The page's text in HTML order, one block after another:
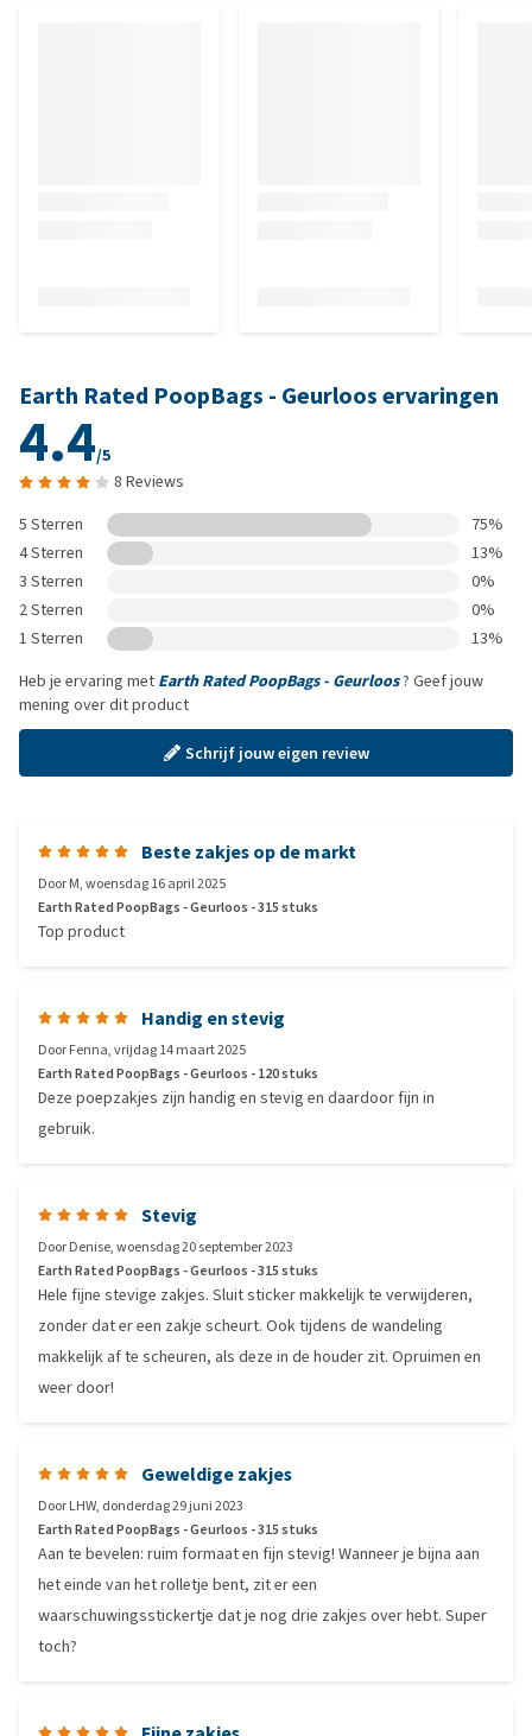
Earth Rated PoopBags - Geurloos ervaringen
4.4/5
8 Reviews
5 Sterren
75%
4 Sterren
13%
3 Sterren
0%
2 Sterren
0%
1 Sterren
13%
Heb je ervaring met Earth Rated PoopBags - Geurloos? Geef jouw
mening over dit product
Schrijf jouw eigen review
Beste zakjes op de markt
DoorM,woensdag 16 april 2025
Earth Rated PoopBags - Geurloos - 315 stuks
Top product
Handig en stevig
DoorFenna,vrijdag 14 maart 2025
Earth Rated PoopBags - Geurloos - 120 stuks
Deze poepzakjes zijn handig en stevig en daardoor fijn in
gebruik.
Stevig
DoorDenise,woensdag 20 september 2023
Earth Rated PoopBags - Geurloos - 315 stuks
Hele fijne stevige zakjes. Sluit sticker makkelijk te verwijderen,
zonder dat er een zakje scheurt. Ook tijdens de wandeling
makkelijk af te scheuren, als deze in de houder zit. Opruimen en
weer door!
Geweldige zakjes
DoorLHW, donderdag 29 juni 2023
Earth Rated PoopBags - Geurloos - 315 stuks
Aan te bevelen: ruim formaat en fijn stevig! Wanneer je bijna aan
het einde van het rolletje bent, zit er een
waarschuwingsstickertje dat je nog drie zakjes over hebt. Super
toch?